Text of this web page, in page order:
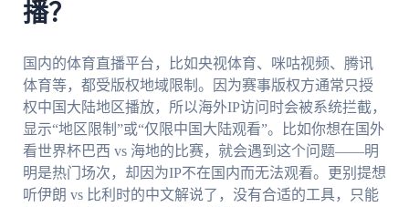
播？
国内的体育直播平台，比如央视体育、咪咕视频、腾讯
体育等，都受版权地域限制。因为赛事版权方通常只授
权中国大陆地区播放，所以海外IP访问时会被系统拦截，
显示“地区限制”或“仅限中国大陆观看”。比如你想在国外
看世界杯巴西 vs 海地的比赛，就会遇到这个问题——明
明是热门场次，却因为IP不在国内而无法观看。更别提想
听伊朗 vs 比利时的中文解说了，没有合适的工具，只能